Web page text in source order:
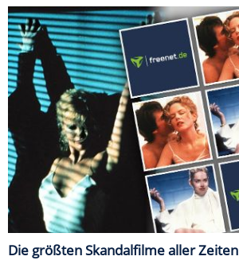
Die größten Skandalfilme aller Zeiten